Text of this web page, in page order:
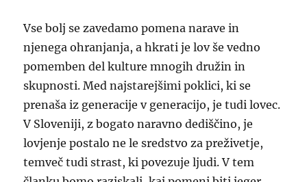
Vse bolj se zavedamo pomena narave in
njenega ohranjanja, a hkrati je lov še vedno
pomemben del kulture mnogih družin in
skupnosti. Med najstarejšimi poklici, ki se
prenaša iz generacije v generacijo, je tudi lovec.
V Sloveniji, z bogato naravno dediščino, je
lovjenje postalo ne le sredstvo za preživetje,
temveč tudi strast, ki povezuje ljudi. V tem